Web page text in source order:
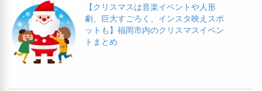
【クリスマスは音楽イベントや人形
劇、巨大すごろく、インスタ映えスポ
ットも】福岡市内のクリスマスイベン
トまとめ